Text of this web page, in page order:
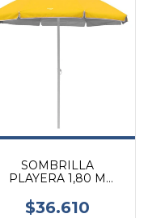
SOMBRILLA
PLAYERA 1,80 M
$36.610